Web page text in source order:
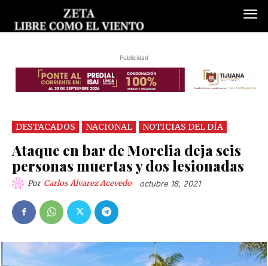
Publicidad
DESTACADOS NACIONAL NOTICIAS DEL DÍA
Ataque en bar de Morelia deja seis
personas muertas y dos lesionadas
Por Carlos Álvarez Acevedo octubre 18, 2021